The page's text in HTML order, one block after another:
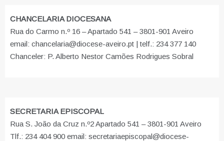
CHANCELARIA DIOCESANA
Rua do Carmo n.º 16 – Apartado 541 – 3801-901 Aveiro
email: chancelaria@diocese-aveiro.pt | telf.: 234 377 140
Chanceler: P. Alberto Nestor Camões Rodrigues Sobral
SECRETARIA EPISCOPAL
Rua S. João da Cruz n.º2 Apartado 541 – 3801-901 Aveiro
Tlf.: 234 404 900 email: secretariaepiscopal@diocese-